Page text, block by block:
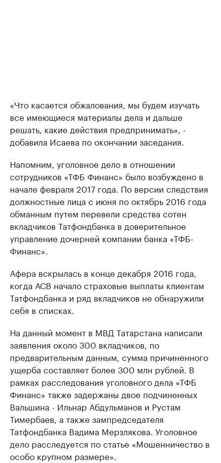
«Что касается обжалования, мы будем изучать
все имеющиеся материалы дела и дальше
решать, какие действия предпринимать», -
добавила Исаева по окончании заседания.
Напомним, уголовное дело в отношении
сотрудников «ТФБ Финанс» было возбуждено в
начале февраля 2017 года. По версии следствия
должностные лица с июня по октябрь 2016 года
обманным путем перевели средства сотен
вкладчиков Татфондбанка в доверительное
управление дочерней компании банка «ТФБ-
Финанс».
Афера вскрылась в конце декабря 2016 года,
когда АСВ начало страховые выплаты клиентам
Татфондбанка и ряд вкладчиков не обнаружили
себя в списках.
На данный момент в МВД Татарстана написали
заявления около 300 вкладчиков, по
предварительным данным, сумма причиненного
ущерба составляет более 300 млн рублей. В
рамках расследования уголовного дела «ТФБ
Финанс» также задержаны двое подчиненных
Вальшина - Ильнар Абдульманов и Рустам
Тимербаев, а также зампредседателя
Татфондбанка Вадима Мерзлякова. Уголовное
дело расследуется по статье «Мошенничество в
особо крупном размере».